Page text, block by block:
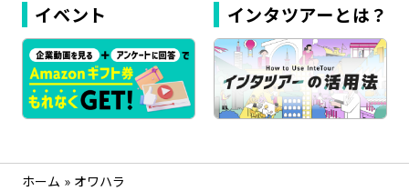
イベント インタツアーとは？
ホーム » オワハラ